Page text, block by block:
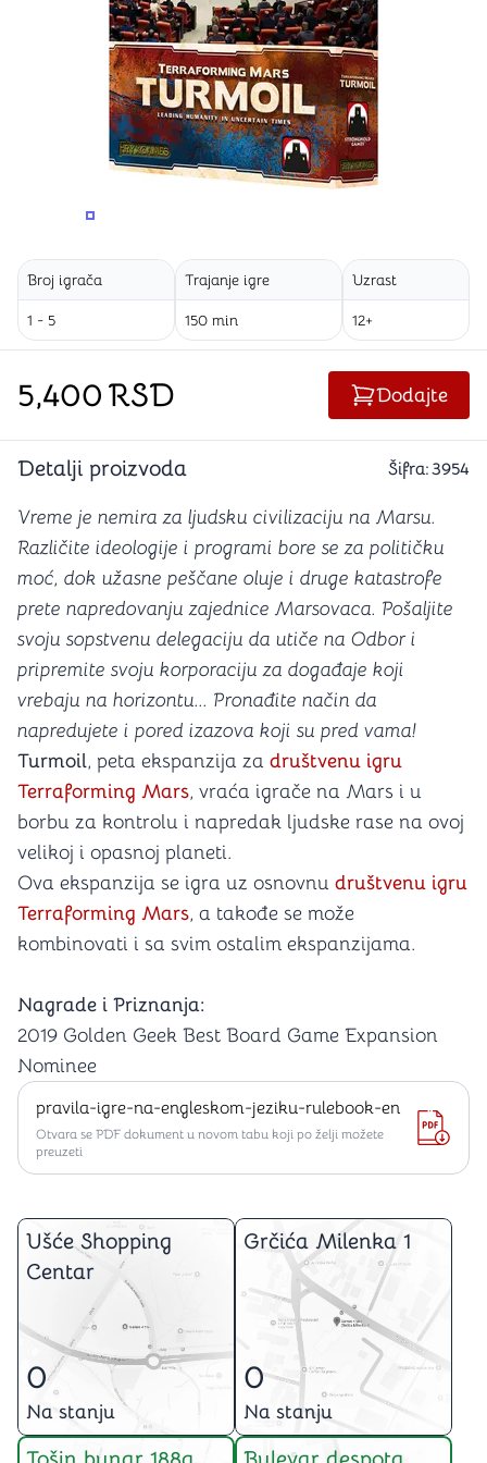
PROMENITE UGAO GLEDANJA
Broj igrača
1 - 5
Trajanje igre
150 min
Uzrast
12+
5,400RSD Dodajte
Detalji proizvoda Šifra:3954
Vreme je nemira za ljudsku civilizaciju na Marsu.
Različite ideologije i programi bore se za političku
moć, dok užasne peščane oluje i druge katastrofe
prete napredovanju zajednice Marsovaca. Pošaljite
svoju sopstvenu delegaciju da utiče na Odbor i
pripremite svoju korporaciju za događaje koji
vrebaju na horizontu... Pronađite način da
napredujete i pored izazova koji su pred vama!
Turmoil, peta ekspanzija za društvenu igru
Terraforming Mars, vraća igrače na Mars i u
borbu za kontrolu i napredak ljudske rase na ovoj
velikoj i opasnoj planeti.
Ova ekspanzija se igra uz osnovnu društvenu igru
Terraforming Mars, a takođe se može
kombinovati i sa svim ostalim ekspanzijama.
Nagrade i Priznanja:
2019 Golden Geek Best Board Game Expansion
Nominee
pravila-igre-na-engleskom-jeziku-rulebook-en
Otvara se PDF dokument u novom tabu koji po želji možete
preuzeti
Ušće Shopping
Centar
0
Na stanju
Grčića Milenka 1
0
Na stanju